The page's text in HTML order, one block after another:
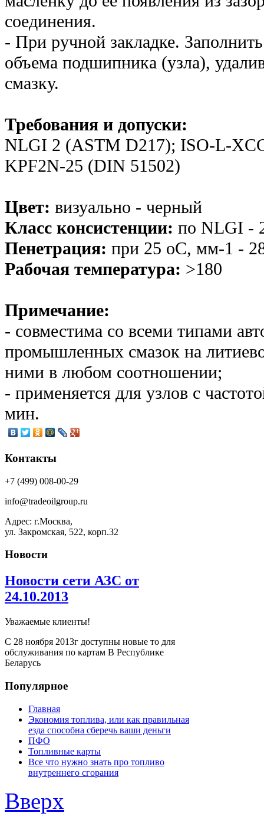
соединения.
- При ручной закладке.
объема подшипника (узла),
смазку.
Требования и допуски:
NLGI 2 (ASTM D217); ISO-L-
KPF2N-25 (DIN 51502)
Цвет: визуально - черный
Класс консистенции: по NLGI -
Пенетрация: при 25 оС, мм-1 -
Рабочая температура: >180
Примечание:
- совместима со всеми типами
промышленных смазок на
ними в любом соотношении;
- применяется для узлов с
мин.
Контакты
+7 (499) 008-00-29
info@tradeoilgroup.ru
Адрес: г.Москва,
ул. Закромская, 522, корп.32
Новости
Новости сети АЗС от
24.10.2013
Уважаемые клиенты!
С 28 ноября 2013г доступны новые то для
обслуживания по картам В Республике
Беларусь
Популярное
Главная
Экономия топлива, или как правильная
езда способна сберечь ваши деньги
ПФО
Топливные карты
Все что нужно знать про топливо
внутреннего сгорания
Вверх